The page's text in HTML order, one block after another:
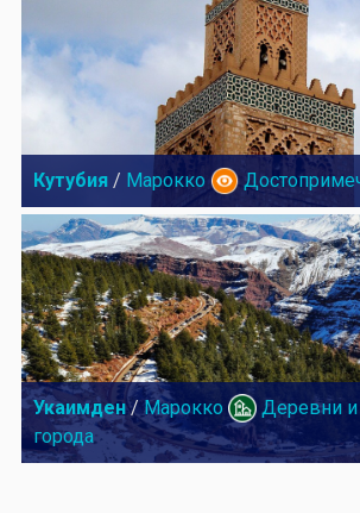
Кутубия / Марокко
Укаимден/ Марокко
Деревни
города